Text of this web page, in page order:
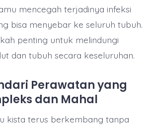
mencegah terjadinya infeksi
bisa menyebar ke seluruh tubuh.
penting untuk melindungi
dan tubuh secara keseluruhan.
Perawatan yang
dan Mahal
kista terus berkembang tanpa